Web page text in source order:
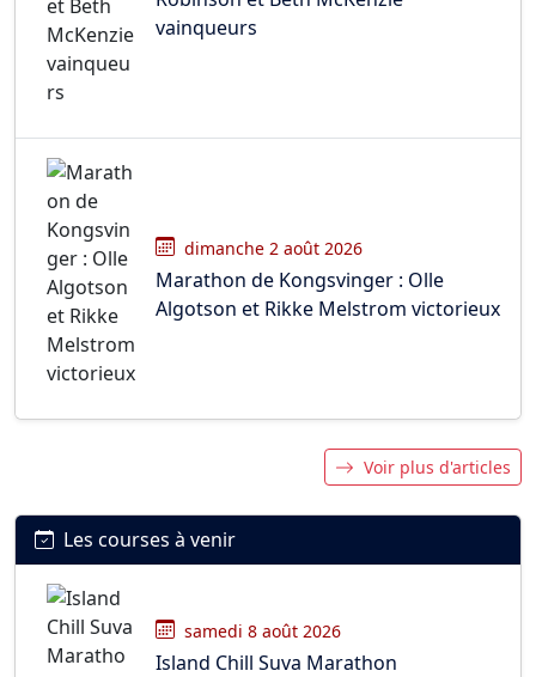
vainqueurs
dimanche 2 août 2026
Marathon de Kongsvinger : Olle
Algotson et Rikke Melstrom victorieux
Voir plus d'articles
Les courses à venir
samedi 8 août 2026
Island Chill Suva Marathon